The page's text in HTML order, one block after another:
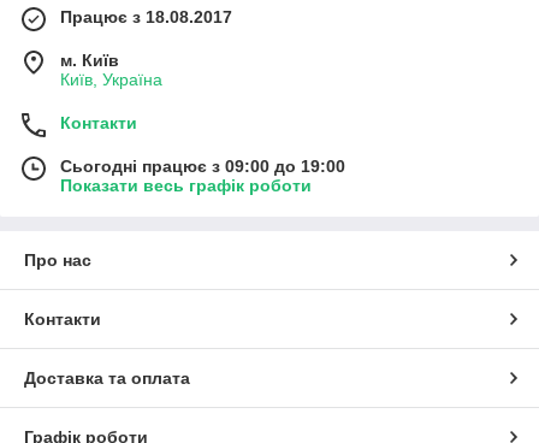
Працює з 18.08.2017
м. Київ
Київ, Україна
Контакти
Сьогодні працює з 09:00 до 19:00
Показати весь графік роботи
Про нас
Контакти
Доставка та оплата
Графік роботи